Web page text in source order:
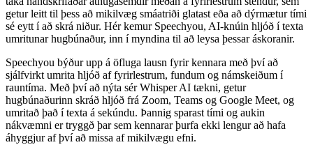
getur leitt til þess að mikilvæg smáatriði glatast eða að dýrmætur tími
sé eytt í að skrá niður. Hér kemur Speechyou, AI-knúin hljóð í texta
umritunar hugbúnaður, inn í myndina til að leysa þessar áskoranir.
Speechyou býður upp á öfluga lausn fyrir kennara með því að
sjálfvirkt umrita hljóð af fyrirlestrum, fundum og námskeiðum í
rauntíma. Með því að nýta sér Whisper AI tækni, getur
hugbúnaðurinn skráð hljóð frá Zoom, Teams og Google Meet, og
umritað það í texta á sekúndu. Þannig sparast tími og aukin
nákvæmni er tryggð þar sem kennarar þurfa ekki lengur að hafa
áhyggjur af því að missa af mikilvægu efni.